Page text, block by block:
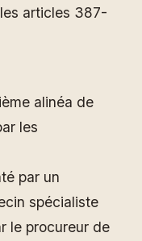
articles 387-
alinéa de
les
par un
spécialiste
le procureur de